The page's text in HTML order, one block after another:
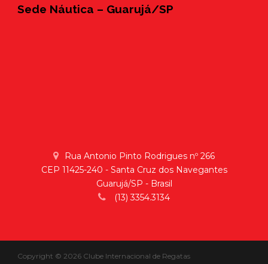
Sede Náutica – Guarujá/SP
Rua Antonio Pinto Rodrigues nº 266
CEP 11425-240 - Santa Cruz dos Navegantes
Guarujá/SP - Brasil
(13) 3354.3134
Copyright © 2026 Clube Internacional de Regatas